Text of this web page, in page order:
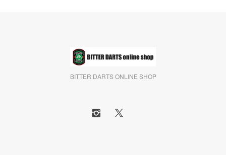
BITTER DARTS ONLINE SHOP